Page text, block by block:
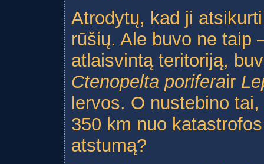
Atrodytų, kad ji
rūšių. Ale buvo ne taip
atlaisvintą teritoriją,
Ctenopelta poriferair
lervos. O nustebino
350 km nuo
atstumą?